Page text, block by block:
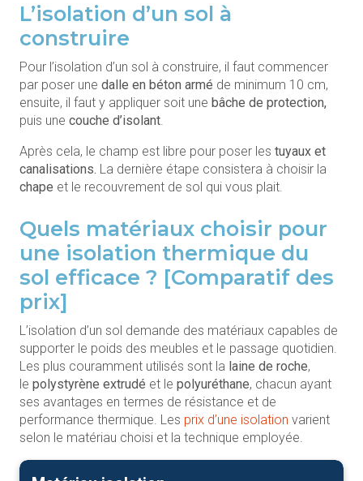
L’isolation d’un sol à
construire
Pour l’isolation d’un sol à construire, il faut commencer
par poser une dalle en béton armé de minimum 10 cm,
ensuite, il faut y appliquer soit une bâche de protection,
puis une couche d’isolant.
Après cela, le champ est libre pour poser les tuyaux et
canalisations. La dernière étape consistera à choisir la
chape et le recouvrement de sol qui vous plait.
Quels matériaux choisir pour
une isolation thermique du
sol efficace ? [Comparatif des
prix]
L’isolation d’un sol demande des matériaux capables de
supporter le poids des meubles et le passage quotidien.
Les plus couramment utilisés sont la laine de roche,
le polystyrène extrudé et le polyuréthane, chacun ayant
ses avantages en termes de résistance et de
performance thermique. Les prix d’une isolation varient
selon le matériau choisi et la technique employée.